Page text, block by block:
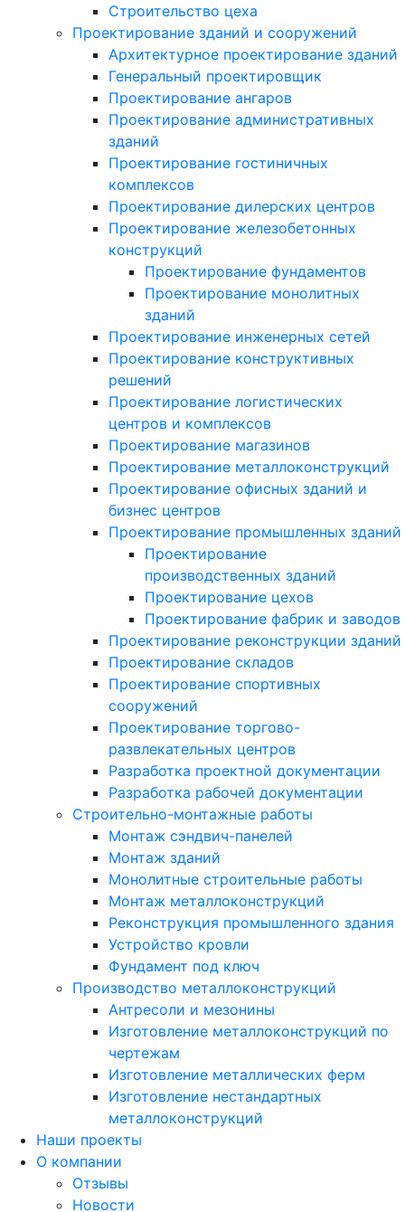
Строительство цеха
Проектирование зданий и сооружений
Архитектурное проектирование зданий
Генеральный проектировщик
Проектирование ангаров
Проектирование административных
зданий
Проектирование гостиничных
комплексов
Проектирование дилерских центров
Проектирование железобетонных
конструкций
Проектирование фундаментов
Проектирование монолитных
зданий
Проектирование инженерных сетей
Проектирование конструктивных
решений
Проектирование логистических
центров и комплексов
Проектирование магазинов
Проектирование металлоконструкций
Проектирование офисных зданий и
бизнес центров
Проектирование промышленных зданий
Проектирование
производственных зданий
Проектирование цехов
Проектирование фабрик и заводов
Проектирование реконструкции зданий
Проектирование складов
Проектирование спортивных
сооружений
Проектирование торгово-
развлекательных центров
Разработка проектной документации
Разработка рабочей документации
Строительно-монтажные работы
Монтаж сэндвич-панелей
Монтаж зданий
Монолитные строительные работы
Монтаж металлоконструкций
Реконструкция промышленного здания
Устройство кровли
Фундамент под ключ
Производство металлоконструкций
Антресоли и мезонины
Изготовление металлоконструкций по
чертежам
Изготовление металлических ферм
Изготовление нестандартных
металлоконструкций
Наши проекты
О компании
Отзывы
Новости